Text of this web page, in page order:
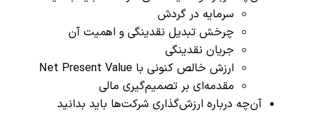
سرمایه در گردش
چرخش تبدیل نقدینگی و اهمیت آن
جریان نقدینگی
ارزش خالص کنونی با Net Present Value
مقدمه‌ای بر تصمیم‌گیری مالی
آن‌چه درباره ارزش‌گذاری شرکت‌ها باید بدانید